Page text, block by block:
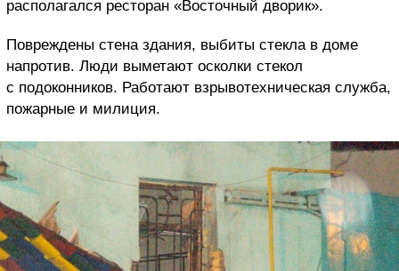
располагался ресторан «Восточный дворик».
Повреждены стена здания, выбиты стекла в доме
напротив. Люди выметают осколки стекол
с подоконников. Работают взрывотехническая служба,
пожарные и милиция.